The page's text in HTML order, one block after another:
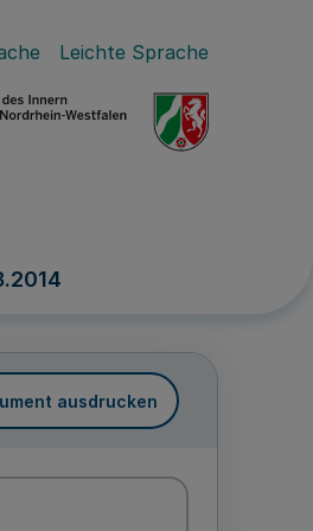
Leichte Sprache
ausdrucken